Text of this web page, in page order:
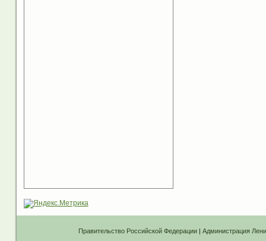
Правительство Российской Федерации| Администрация